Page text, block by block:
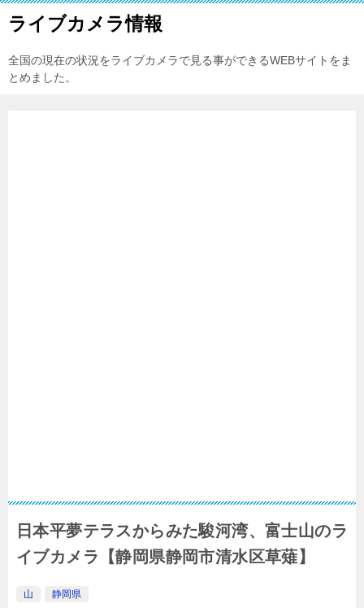
ライブカメラ情報
全国の現在の状況をライブカメラで見る事ができるWEBサイトをま
とめました。
日本平夢テラスからみた駿河湾、富士山のラ
イブカメラ【静岡県静岡市清水区草薙】
山 静岡県